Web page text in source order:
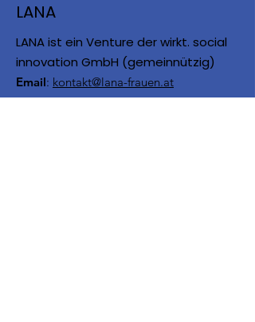
LANA
LANA ist ein Venture der wirkt. social
innovation GmbH (gemeinnützig)
Email: kontakt@lana-frauen.at